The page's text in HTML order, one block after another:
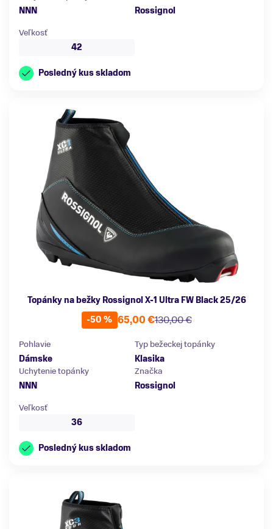
NNN
Rossignol
Veľkosť
42
Posledný kus skladom
Topánky na bežky Rossignol X-1 Ultra FW Black 25/26
-50 %
130,00 €
65,00 €
Pohlavie
Dámske
Typ bežeckej topánky
Klasika
Uchytenie topánky
NNN
Značka
Rossignol
Veľkosť
36
Posledný kus skladom